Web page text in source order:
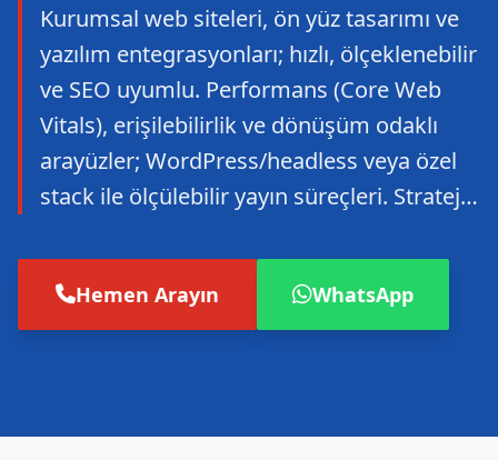
Kurumsal web siteleri, ön yüz tasarımı ve
yazılım entegrasyonları; hızlı, ölçeklenebilir
ve SEO uyumlu. Performans (Core Web
Vitals), erişilebilirlik ve dönüşüm odaklı
arayüzler; WordPress/headless veya özel
stack ile ölçülebilir yayın süreçleri. Stratej…
Hemen Arayın WhatsApp